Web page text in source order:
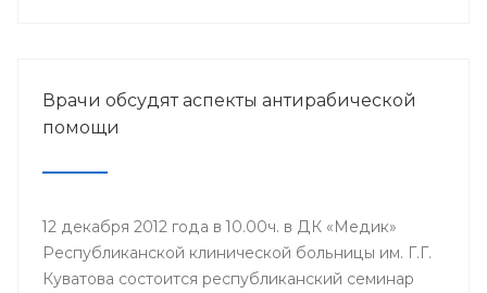
Врачи обсудят аспекты антирабической
помощи
12 декабря 2012 года в 10.00ч. в ДК «Медик»
Республиканской клинической больницы им. Г.Г.
Куватова состоится республиканский семинар